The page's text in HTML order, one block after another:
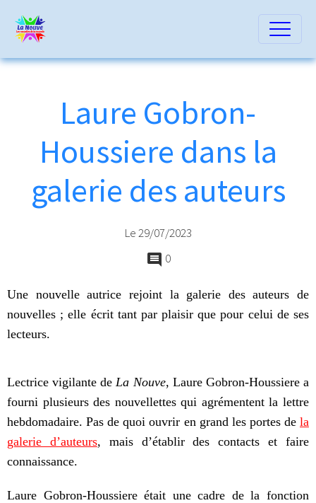
Laure Gobron-
Houssiere dans la
galerie des auteurs
Le 29/07/2023
0
Une nouvelle autrice rejoint la galerie des auteurs de
nouvelles ; elle écrit tant par plaisir que pour celui de ses
lecteurs.
Lectrice vigilante deLa Nouve, Laure Gobron-Houssiere a
fourni plusieurs des nouvellettes qui agrémentent la lettre
hebdomadaire. Pas de quoi ouvrir en grand les portes de la
galerie d’auteurs, mais d’établir des contacts et faire
connaissance.
Laure Gobron-Houssiere était une cadre de la fonction